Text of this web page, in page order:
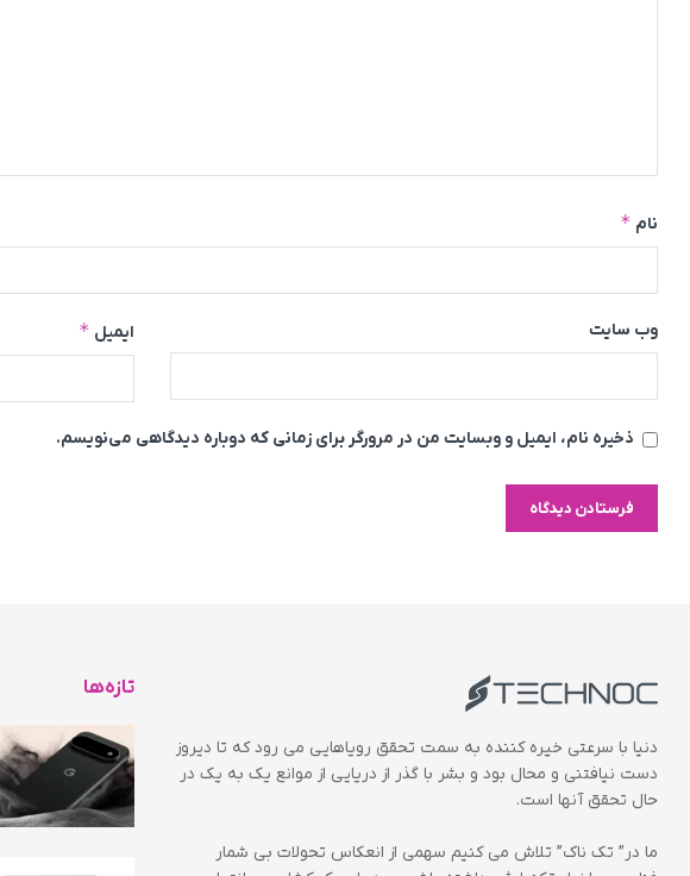
نام *
ایمیل * وب‌ سایت
ذخیره نام، ایمیل و وبسایت من در مرورگر برای زمانی که دوباره دیدگاهی می‌نویسم.
دنیا با سرعتی خیره کننده به سمت تحقق رویاهایی می رود که تا دیروز
دست نیافتنی و محال بود و بشر با گذر از دریایی از موانع یک به یک در
حال تحقق آنها است.
ما در” تک ناک” تلاش می کنیم سهمی از انعکاس تحولات بی شمار
تازه‌ها